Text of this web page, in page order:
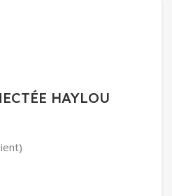
HAYLOU